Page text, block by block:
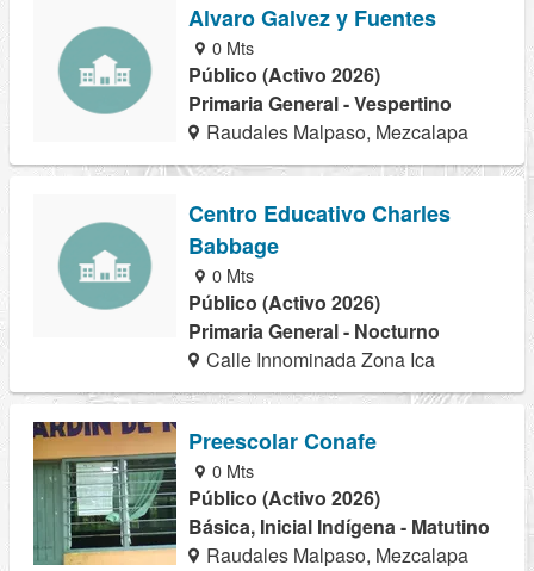
Alvaro Galvez y Fuentes
0 Mts
Público (Activo 2026)
Primaria General - Vespertino
Raudales Malpaso, Mezcalapa
Centro Educativo Charles
Babbage
0 Mts
Público (Activo 2026)
Primaria General - Nocturno
Calle Innominada Zona Ica
Preescolar Conafe
0 Mts
Público (Activo 2026)
Básica, Inicial Indígena - Matutino
Raudales Malpaso, Mezcalapa